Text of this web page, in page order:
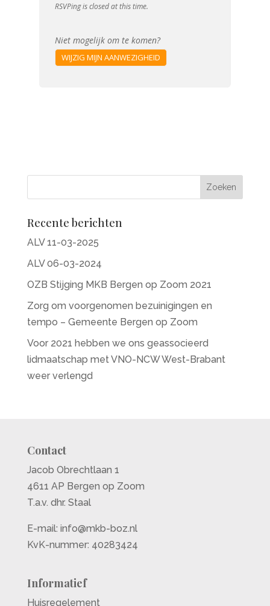
RSVPing is closed at this time.
Niet mogelijk om te komen?
WIJZIG MIJN AANWEZIGHEID
Recente berichten
ALV 11-03-2025
ALV 06-03-2024
OZB Stijging MKB Bergen op Zoom 2021
Zorg om voorgenomen bezuinigingen en
tempo – Gemeente Bergen op Zoom
Voor 2021 hebben we ons geassocieerd
lidmaatschap met VNO-NCW West-Brabant
weer verlengd
Contact
Jacob Obrechtlaan 1
4611 AP Bergen op Zoom
T.a.v. dhr. Staal
E-mail: info@mkb-boz.nl
KvK-nummer: 40283424
Informatief
Huisregelement